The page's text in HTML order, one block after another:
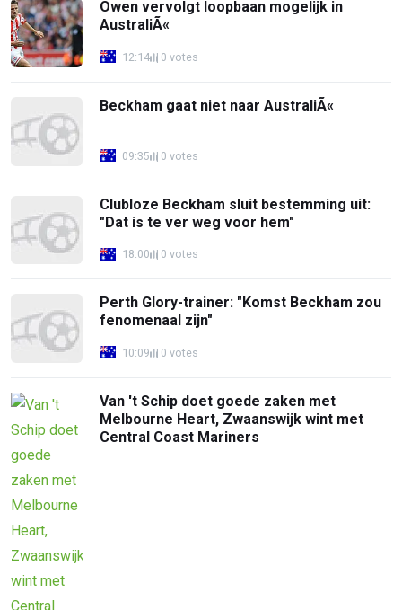
Owen vervolgt loopbaan mogelijk in
AustraliÃ«
12:14 0 votes
Beckham gaat niet naar AustraliÃ«
09:35 0 votes
Clubloze Beckham sluit bestemming uit:
"Dat is te ver weg voor hem"
18:00 0 votes
Perth Glory-trainer: "Komst Beckham zou
fenomenaal zijn"
10:09 0 votes
Van 't Schip doet goede zaken met
Melbourne Heart, Zwaanswijk wint met
Central Coast Mariners